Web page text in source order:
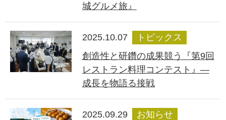
城グルメ旅』
2025.10.07
トピックス
創造性と研鑽の成果競う『第9回
レストラン料理コンテスト』―
成長を物語る接戦
2025.09.29
お知らせ